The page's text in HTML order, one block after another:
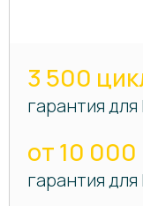
3 500
гарантия для
от 10
гарантия для